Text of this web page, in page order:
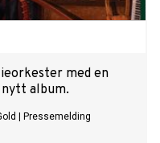
med en
album.
Pressemelding